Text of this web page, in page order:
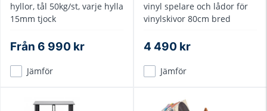
hyllor, tål 50kg/st, varje hylla
15mm tjock
Från 6 990 kr
Jämför
vinyl spelare och lådor för
vinylskivor 80cm bred
4 490 kr
Jämför